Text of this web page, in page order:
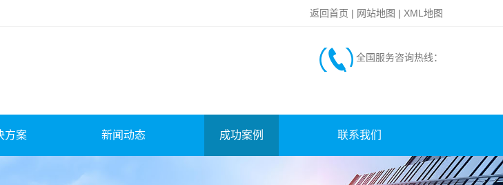
返回首页 | 网站地图 | XML地图
全国服务咨询热线：
方案 新闻动态 成功案例 联系我们